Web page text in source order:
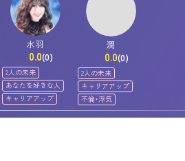
水羽
0.0(0)
2人の未来
あなたを好きな人
キャリアアップ
潤
0.0(0)
2人の未来
キャリアアップ
不倫・浮気